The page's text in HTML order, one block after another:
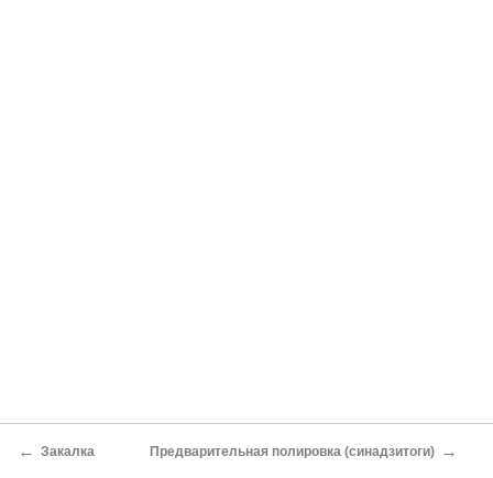
← Закалка Предварительная полировка (синадзитоги) →